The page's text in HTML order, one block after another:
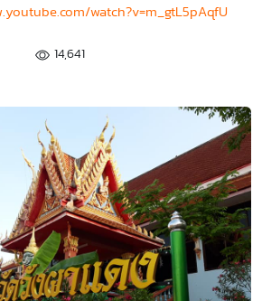
watch?v=m_gtL5pAqfU
14,641